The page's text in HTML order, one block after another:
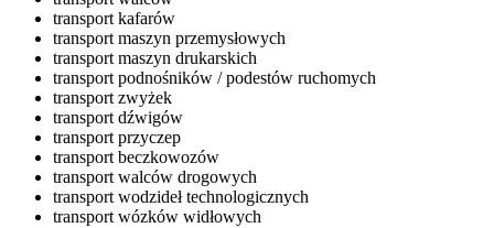
transport kafarów
transport maszyn przemysłowych
transport maszyn drukarskich
transport podnośników / podestów ruchomych
transport zwyżek
transport dźwigów
transport przyczep
transport beczkowozów
transport walców drogowych
transport wodzideł technologicznych
transport wózków widłowych